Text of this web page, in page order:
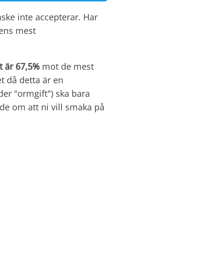
inte accepterar. Har
mest
är 67,5% mot de mest
då detta är en
"ormgift") ska bara
om att ni vill smaka på